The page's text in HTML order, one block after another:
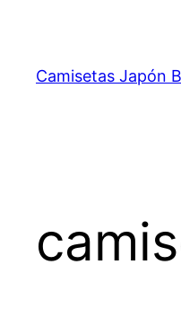
contenido
Camisetas Japón